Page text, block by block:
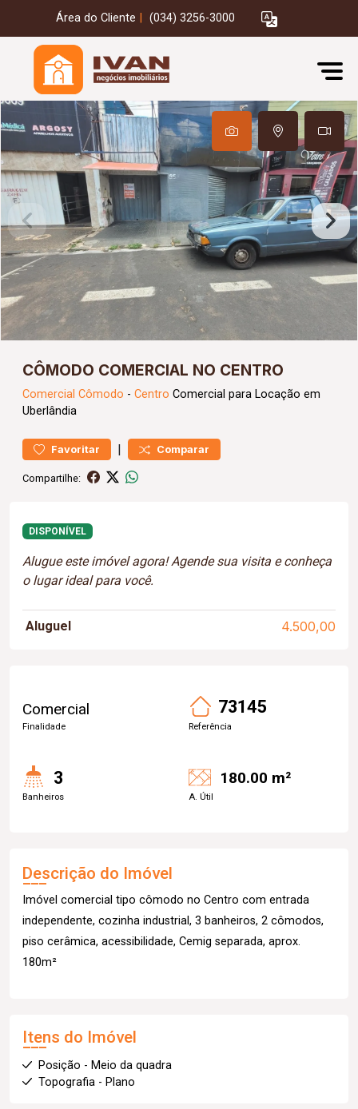
Área do Cliente (034) 3256-3000
CÔMODO COMERCIAL NO CENTRO
Comercial Cômodo - Centro Comercial para Locação em
Uberlândia
Favoritar | Comparar
Compartilhe:
DISPONÍVEL
Alugue este imóvel agora! Agende sua visita e conheça
o lugar ideal para você.
Aluguel 4.500,00
Comercial
Finalidade
73145
Referência
3
Banheiros
180.00 m²
A. Útil
Descrição do Imóvel
Imóvel comercial tipo cômodo no Centro com entrada
independente, cozinha industrial, 3 banheiros, 2 cômodos,
piso cerâmica, acessibilidade, Cemig separada, aprox.
180m²
Itens do Imóvel
Posição - Meio da quadra
Topografia - Plano